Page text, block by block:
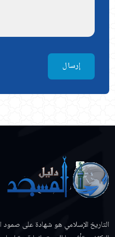
إرسال
التاريخ الإسلامي هو شهادة على صمود